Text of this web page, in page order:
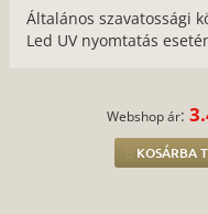
Általános szavatossági
Led UV nyomtatás
Webshop ár:
KOSÁRBA